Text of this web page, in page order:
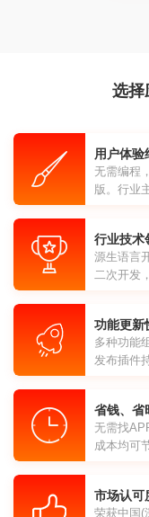
选择
用户体验
无需编程
版。行业
行业技术
源生语言
二次开发
功能更新
多种功能
发布插件
省钱、省
无需找
成本均可
市场认可
荣获中国(